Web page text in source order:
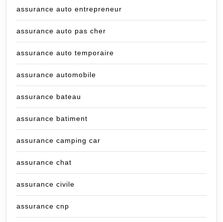
assurance auto entrepreneur
assurance auto pas cher
assurance auto temporaire
assurance automobile
assurance bateau
assurance batiment
assurance camping car
assurance chat
assurance civile
assurance cnp